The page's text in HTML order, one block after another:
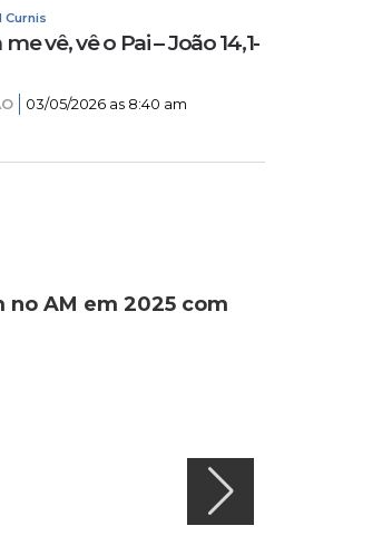
Curnis
vê, vê o Pai – João 14,1-
03/05/2026 as 8:40 am
AM em 2025 com